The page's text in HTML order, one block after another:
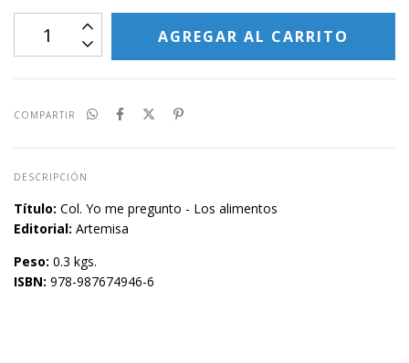
COMPARTIR
DESCRIPCIÓN
Título: Col. Yo me pregunto - Los alimentos
Editorial: Artemisa
Peso: 0.3 kgs.
ISBN: 978-987674946-6